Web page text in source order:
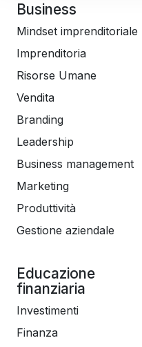
Business
Mindset imprenditoriale
Imprenditoria
Risorse Umane
Vendita
Branding
Leadership
Business management
Marketing
Produttività
Gestione aziendale
Educazione
finanziaria
Investimenti
Finanza